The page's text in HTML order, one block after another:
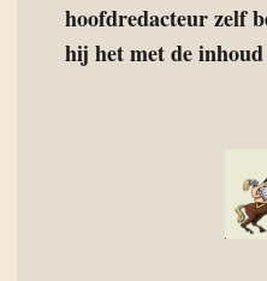
hoofdredacteur zelf
hij het met de inhoud